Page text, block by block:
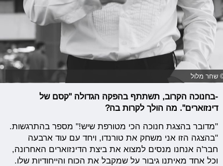
שחר מלול
-בחנוכה הקרוב, תשתתף בהפקה הגדולה "קסם של
דינזוארים". מה הולך לקרות בה?
"מדובר בהצגת חנוכה הכי מטורפת שיש!" מספר בהתרגשות.
"בהצגה הזו אני משחק את טורנדו, ויחד עם עוד ארבעה
חבר'ה אנחנו מנסים למצוא את ביצת הדינזוארים האחרונה,
וכל אחד מאיתנו גיבור על שמקבל את הכוח והייחודיות שלו.